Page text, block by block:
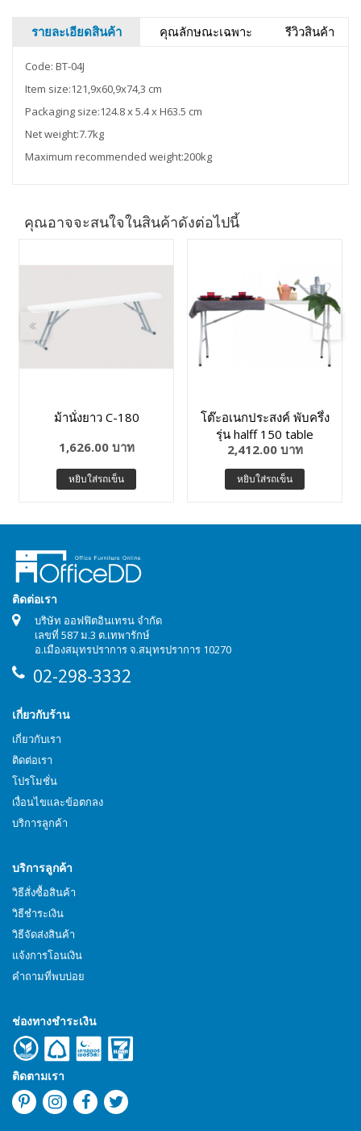
รายละเอียดสินค้า คุณลักษณะเฉพาะ รีวิวสินค้า
Code: BT-04J
Item size:121,9x60,9x74,3 cm
Packaging size:124.8 x 5.4 x H63.5 cm
Net weight:7.7kg
Maximum recommended weight:200kg
คุณอาจจะสนใจในสินค้าดังต่อไปนี้
ม้านั่งยาว C-180
1,626.00 บาท
หยิบใส่รถเข็น
โต๊ะอเนกประสงค์ พับครึ่ง
รุ่น halff 150 table
2,412.00 บาท
หยิบใส่รถเข็น
ติดต่อเรา
บริษัท ออฟฟิตอินเทรน จำกัด
เลขที่ 587 ม.3 ต.เทพารักษ์
อ.เมืองสมุทรปราการ จ.สมุทรปราการ 10270
02-298-3332
เกี่ยวกับร้าน
เกี่ยวกับเรา
ติดต่อเรา
โปรโมชั่น
เงื่อนไขและข้อตกลง
บริการลูกค้า
บริการลูกค้า
วิธีสั่งซื้อสินค้า
วิธีชำระเงิน
วิธีจัดส่งสินค้า
แจ้งการโอนเงิน
คำถามที่พบบ่อย
ช่องทางชำระเงิน
ติดตามเรา